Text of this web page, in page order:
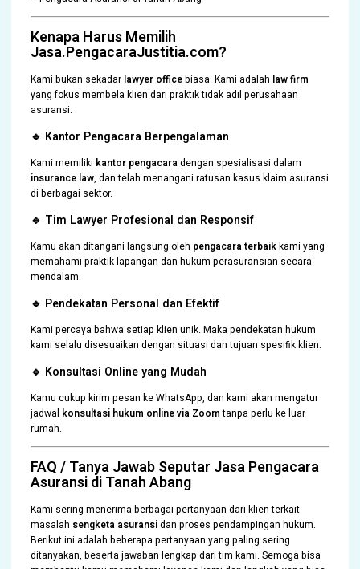
Kenapa Harus Memilih
Jasa.PengacaraJustitia.com?
Kami bukan sekadar lawyer officebiasa. Kami adalah law firm
yang fokus membela klien dari praktik tidak adil perusahaan
asuransi.
🔹 Kantor Pengacara Berpengalaman
Kami memiliki kantor pengacaradengan spesialisasi dalam
insurance law, dan telah menangani ratusan kasus klaim asuransi
di berbagai sektor.
🔹 Tim Lawyer Profesional dan Responsif
Kamu akan ditangani langsung oleh pengacara terbaikkami yang
memahami praktik lapangan dan hukum perasuransian secara
mendalam.
🔹 Pendekatan Personal dan Efektif
Kami percaya bahwa setiap klien unik. Maka pendekatan hukum
kami selalu disesuaikan dengan situasi dan tujuan spesifik klien.
🔹 Konsultasi Online yang Mudah
Kamu cukup kirim pesan ke WhatsApp, dan kami akan mengatur
jadwal konsultasi hukum online via Zoomtanpa perlu ke luar
rumah.
FAQ / Tanya Jawab Seputar Jasa Pengacara
Asuransi di Tanah Abang
Kami sering menerima berbagai pertanyaan dari klien terkait
masalah sengketa asuransidan proses pendampingan hukum.
Berikut ini adalah beberapa pertanyaan yang paling sering
ditanyakan, beserta jawaban lengkap dari tim kami. Semoga bisa